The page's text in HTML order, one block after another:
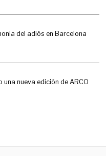
del adiós en Barcelona
nueva edición de ARCO